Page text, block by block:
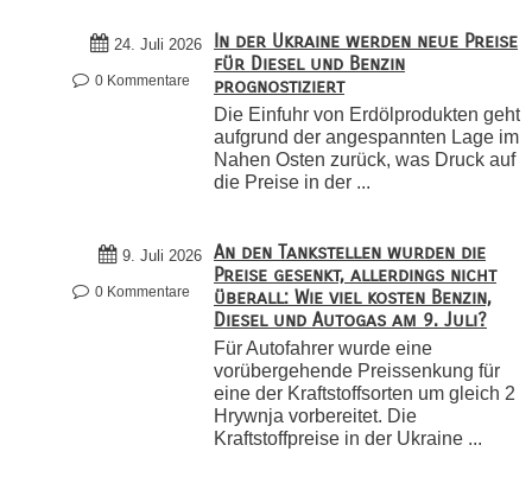
24. Juli 2026
0 Kommentare
In der Ukraine werden neue Preise
für Diesel und Benzin
prognostiziert
Die Einfuhr von Erdölprodukten geht
aufgrund der angespannten Lage im
Nahen Osten zurück, was Druck auf
die Preise in der ...
9. Juli 2026
0 Kommentare
An den Tankstellen wurden die
Preise gesenkt, allerdings nicht
überall: Wie viel kosten Benzin,
Diesel und Autogas am 9. Juli?
Für Autofahrer wurde eine
vorübergehende Preissenkung für
eine der Kraftstoffsorten um gleich 2
Hrywnja vorbereitet. Die
Kraftstoffpreise in der Ukraine ...